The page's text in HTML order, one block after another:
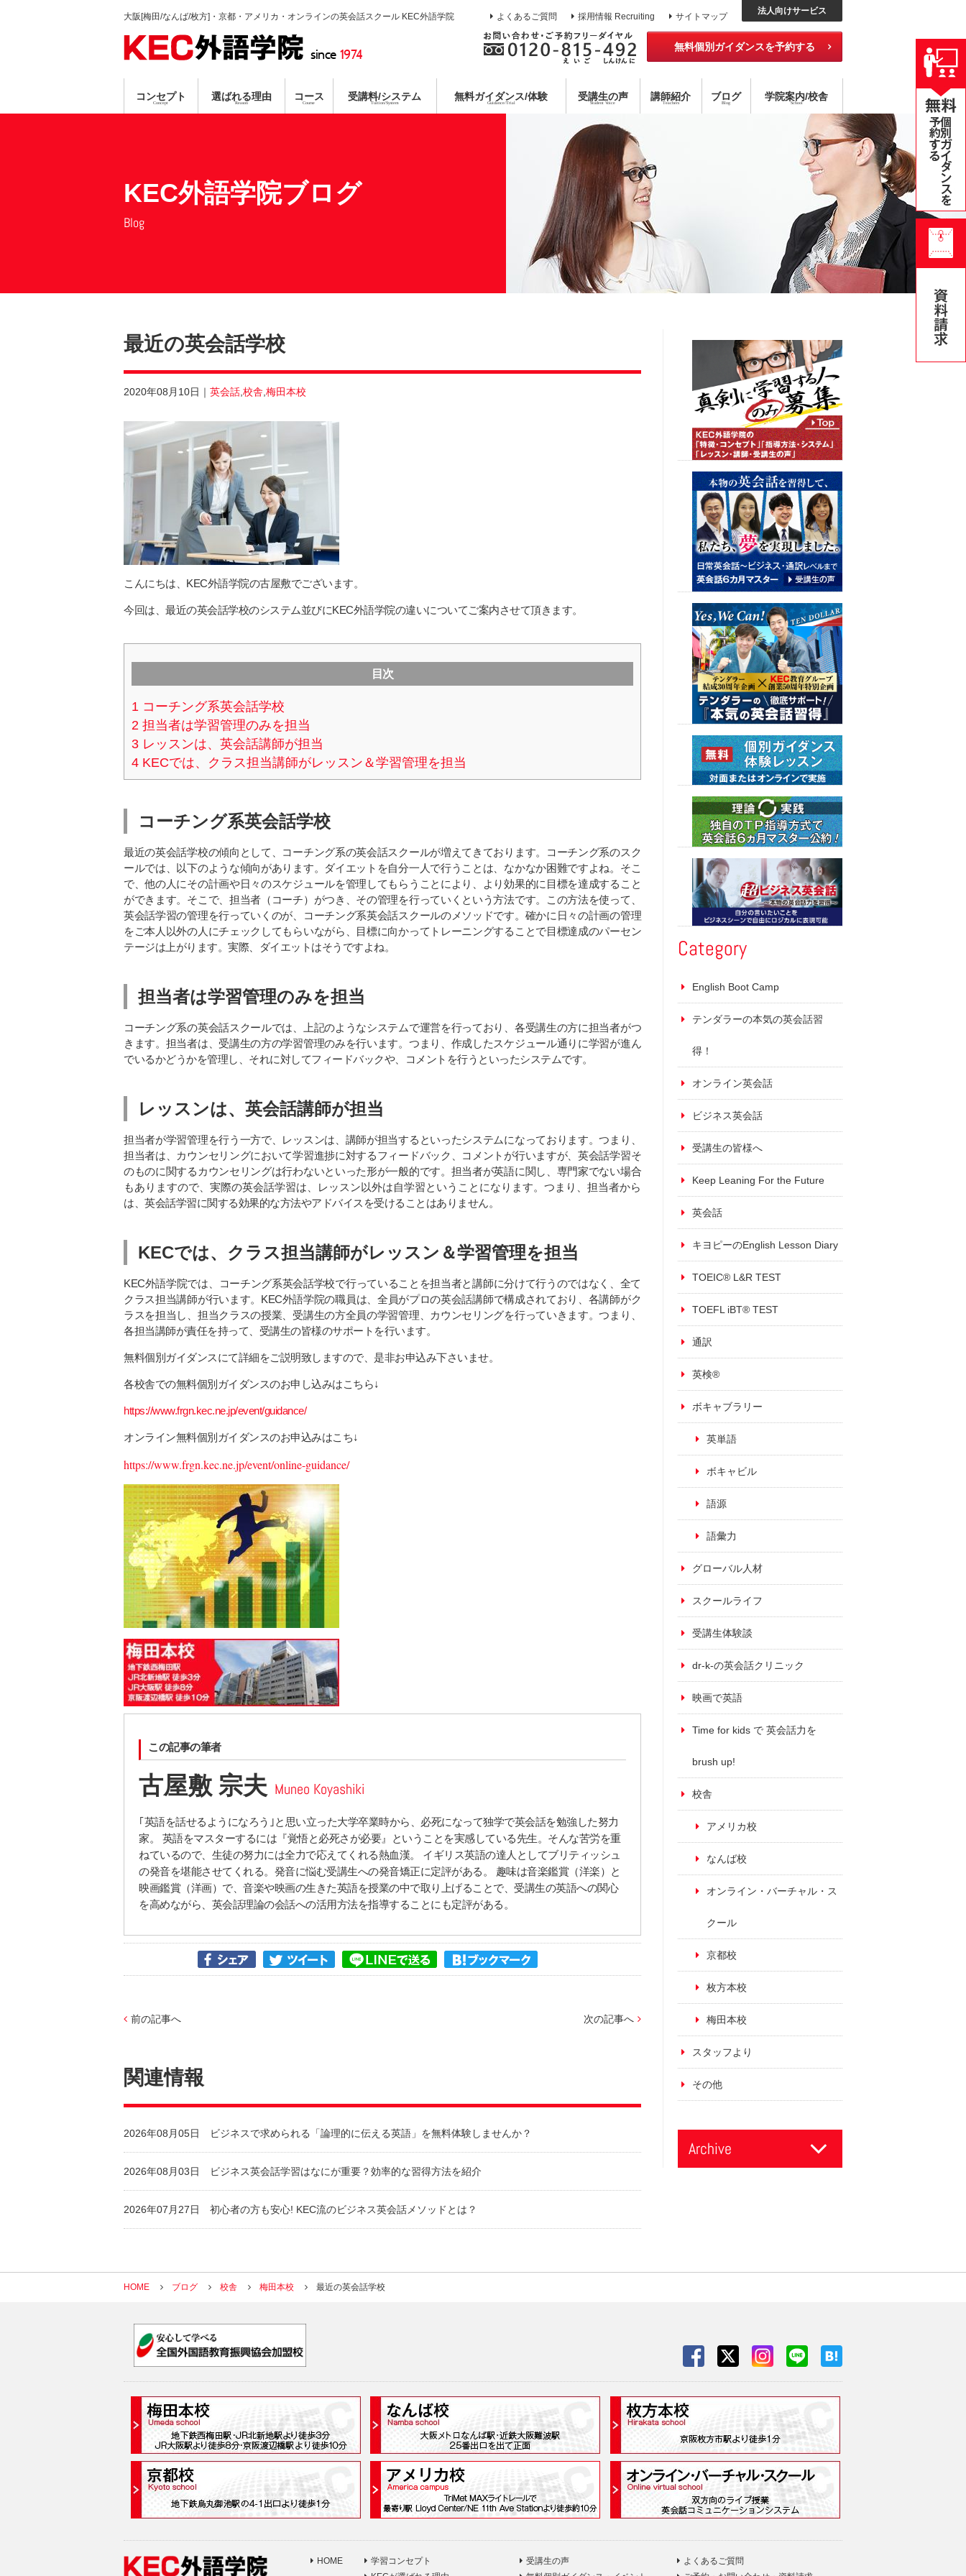
大阪[梅田/なんば/枚方]・京都・アメリカ・オンラインの英会話スクール KEC外語学院
since 1974
よくあるご質問 採用情報 Recruiting サイトマップ
法人向けサービス
無料個別ガイダンスを予約する
コンセプト
Concept
選ばれる理由
Reason
コミットメントシステム コーチング×指導 ハイブリッド型選択受講
コース
Course
各種外国語コース 個別レッスン
受講料/システム
Tuition/System
無料ガイダンス/体験
Guidance/Trial
無料体験レッスン 無料公開セミナー
受講生の声
Student Voice
講師紹介
Teachers
ブログ
Blog
学院案内/校舎
School
アメリカ校 オンライン・スクール
KEC外語学院ブログ
Blog
最近の英会話学校
2020年08月10日 英会話 校舎 梅田本校
こんにちは、KEC外語学院の古屋敷でございます。
今回は、最近の英会話学校のシステム並びにKEC外語学院の違いについてご案内させて頂きます。
目次
1 コーチング系英会話学校
2 担当者は学習管理のみを担当
3 レッスンは、英会話講師が担当
4 KECでは、クラス担当講師がレッスン＆学習管理を担当
コーチング系英会話学校
最近の英会話学校の傾向として、コーチング系の英会話スクールが増えてきております。コーチング系のスク
ールでは、以下のような傾向があります。ダイエットを自分一人で行うことは、なかなか困難ですよね。そこ
で、他の人にその計画や日々のスケジュールを管理してもらうことにより、より効果的に目標を達成すること
ができます。そこで、担当者（コーチ）がつき、その管理を行っていくという方法です。この方法を使って、
英会話学習の管理を行っていくのが、コーチング系英会話スクールのメソッドです。確かに日々の計画の管理
をご本人以外の人にチェックしてもらいながら、目標に向かってトレーニングすることで目標達成のパーセン
テージは上がります。実際、ダイエットはそうですよね。
担当者は学習管理のみを担当
コーチング系の英会話スクールでは、上記のようなシステムで運営を行っており、各受講生の方に担当者がつ
きます。担当者は、受講生の方の学習管理のみを行います。つまり、作成したスケジュール通りに学習が進ん
でいるかどうかを管理し、それに対してフィードバックや、コメントを行うといったシステムです。
レッスンは、英会話講師が担当
担当者が学習管理を行う一方で、レッスンは、講師が担当するといったシステムになっております。つまり、
担当者は、カウンセリングにおいて学習進捗に対するフィードバック、コメントが行いますが、英会話学習そ
のものに関するカウンセリングは行わないといった形が一般的です。担当者が英語に関し、専門家でない場合
もありますので、実際の英会話学習は、レッスン以外は自学習ということになります。つまり、担当者から
は、英会話学習に関する効果的な方法やアドバイスを受けることはありません。
KECでは、クラス担当講師がレッスン＆学習管理を担当
KEC外語学院では、コーチング系英会話学校で行っていることを担当者と講師に分けて行うのではなく、全て
クラス担当講師が行います。
KEC外語学院の職員は、全員がプロの英会話講師で構成されており、各講師がク
ラスを担当し、担当クラスの授業、受講生の方全員の学習管理、カウンセリングを行っていきます。つまり、
各担当講師が責任を持って、受講生の皆様のサポートを行います。
無料個別ガイダンスにて詳細をご説明致しますので、是非お申込み下さいませ。
各校舎での無料個別ガイダンスのお申し込みはこちら↓
https://www.frgn.kec.ne.jp/event/guidance/
オンライン無料個別ガイダンスのお申込みはこち↓
https://www.frgn.kec.ne.jp/event/online-guidance/
この記事の筆者
古屋敷 宗夫 Muneo Koyashiki
｢英語を話せるようになろう｣と思い立った大学卒業時から、必死になって独学で英会話を勉強した努力
家。 英語をマスターするには『覚悟と必死さが必要』ということを実感している先生。そんな苦労を重
ねているので、生徒の努力には全力で応えてくれる熱血漢。 イギリス英語の達人としてブリティッシュ
の発音を堪能させてくれる。発音に悩む受講生への発音矯正に定評がある。 趣味は音楽鑑賞（洋楽）と
映画鑑賞（洋画）で、音楽や映画の生きた英語を授業の中で取り上げることで、受講生の英語への関心
を高めながら、英会話理論の会話への活用方法を指導することにも定評がある。
前の記事へ 次の記事へ
関連情報
2026年08月05日 ビジネスで求められる「論理的に伝える英語」を無料体験しませんか？
2026年08月03日 ビジネス英会話学習はなにが重要？効率的な習得方法を紹介
2026年07月27日 初心者の方も安心! KEC流のビジネス英会話メソッドとは？
Category
English Boot Camp
テンダラーの本気の英会話習
得！
オンライン英会話
ビジネス英会話
受講生の皆様へ
Keep Leaning For the Future
英会話
キヨピーのEnglish Lesson Diary
TOEIC® L&R TEST
TOEFL iBT® TEST
通訳
英検®
ボキャブラリー
英単語
ボキャビル
語源
語彙力
グローバル人材
スクールライフ
受講生体験談
dr-k-の英会話クリニック
映画で英語
Time for kids で 英会話力を
brush up!
校舎
アメリカ校
なんば校
オンライン・バーチャル・ス
クール
京都校
枚方本校
梅田本校
スタッフより
その他
Archive
HOME ブログ 校舎 梅田本校 最近の英会話学校
HOME
学習コンセプト
受講生の声
よくあるご質問